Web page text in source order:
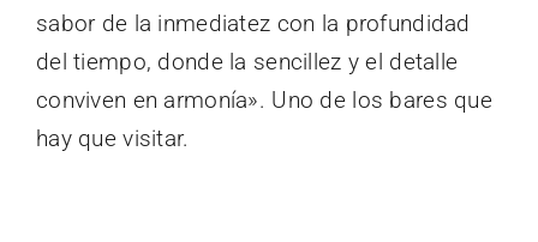
sabor de la inmediatez con la profundidad
del tiempo, donde la sencillez y el detalle
conviven en armonía». Uno de los bares que
hay que visitar.